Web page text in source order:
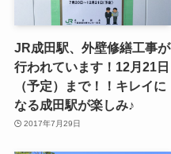
JR成田駅、外壁修繕工事が
行われています！12月21日
（予定）まで！！キレイに
なる成田駅が楽しみ♪
2017年7月29日